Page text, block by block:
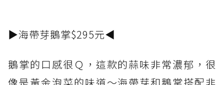
▶海帶芽鵝掌$295元◀
鵝掌的口感很Ｑ，這款的蒜味非常濃郁，很
像是黃金泡菜的味道～海帶芽和鵝掌搭配非